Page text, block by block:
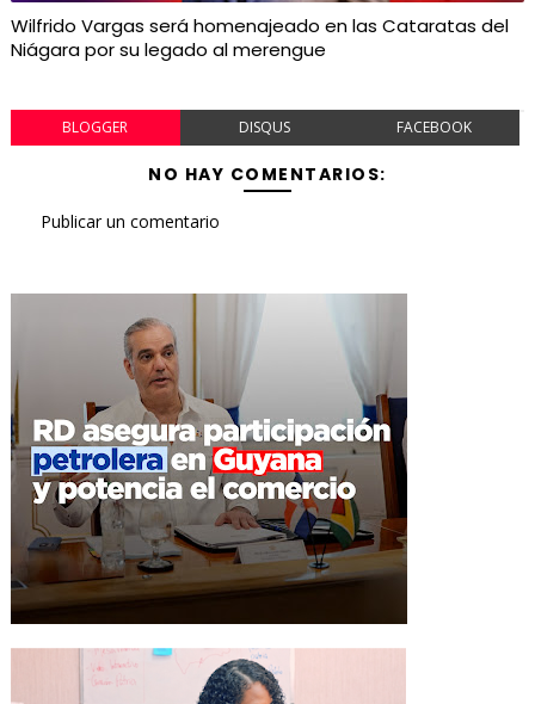
Wilfrido Vargas será homenajeado en las Cataratas del
Niágara por su legado al merengue
BLOGGER DISQUS FACEBOOK
NO HAY COMENTARIOS:
Publicar un comentario